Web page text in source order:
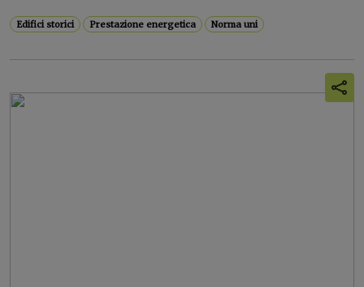
Edifici storici Prestazione energetica Norma uni